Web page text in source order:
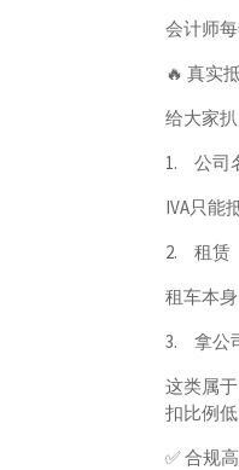
会计师
🔥 真实
给大家
1.
公司
IVA只能
2.
租赁
租车本
3.
拿公
这类属
扣比例低
✅ 合规